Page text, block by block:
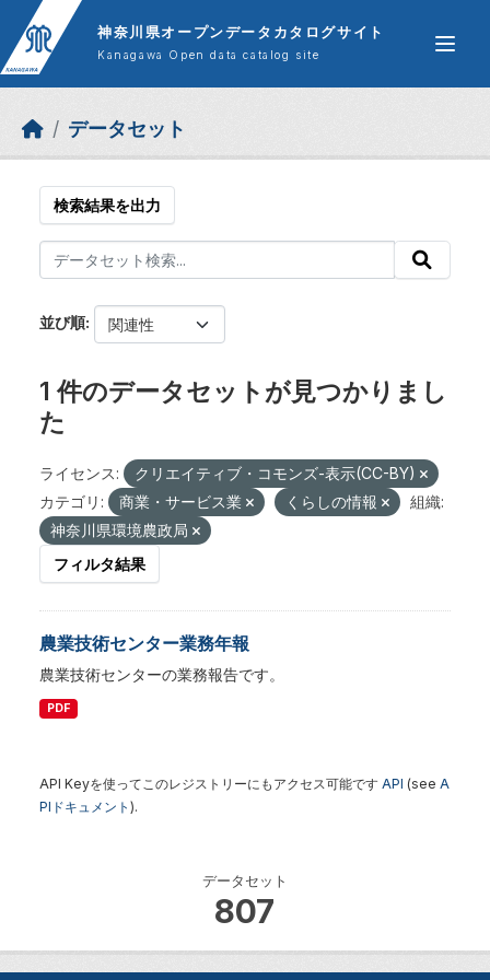
Skip to main content
神奈川県オープンデータカタログサイト
Kanagawa Open data catalog site
データセット
データセット
807
検索結果を出力
並び順
1 件のデータセットが見つかりまし
た
ライセンス:
クリエイティブ・コモンズ-表示(CC-BY)
カテゴリ:
商業・サービス業 くらしの情報
組織:
神奈川県環境農政局
フィルタ結果
農業技術センター業務年報
農業技術センターの業務報告です。
PDF
API Keyを使ってこのレジストリーにもアクセス可能です API (see A
PIドキュメント ).